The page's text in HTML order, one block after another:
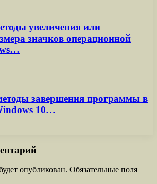
увеличения или
значков операционной
завершения программы в
10…
опубликован. Обязательные поля